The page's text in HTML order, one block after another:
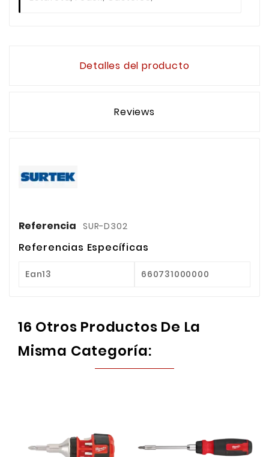
Detalles del producto
Reviews
Referencia SUR-D302
Referencias Específicas
Ean13 660731000000
16 Otros Productos De La
Misma Categoría: